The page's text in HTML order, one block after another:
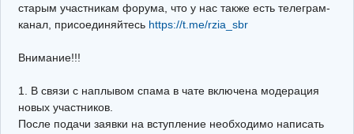
Архив
Почта
Поиск релейщика
Видео РЗиА
старым участникам форума, что у нас также есть телеграм-
канал, присоединяйтесь https://t.me/rzia_sbr
Внимание!!!
1. В связи с наплывом спама в чате включена модерация
новых участников.
После подачи заявки на вступление необходимо написать